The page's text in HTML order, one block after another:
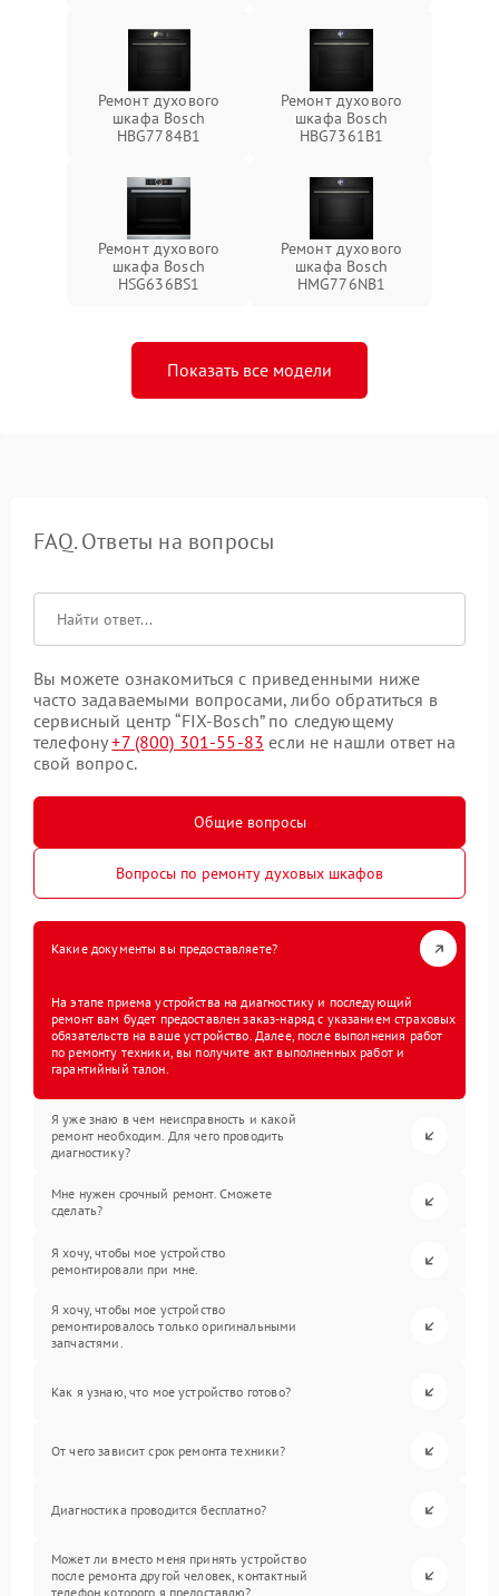
Ремонт духового
шкафа Bosch
HBG7784B1
Ремонт духового
шкафа Bosch
HBG7361B1
Ремонт духового
шкафа Bosch
HSG636BS1
Ремонт духового
шкафа Bosch
HMG776NB1
Показать все модели
FAQ. Ответы на вопросы
Вы можете ознакомиться с приведенными ниже
часто задаваемыми вопросами, либо обратиться в
сервисный центр “FIX-Bosch” по следующему
телефону+7 (800) 301-55-83 если не нашли ответ на
свой вопрос.
Общие вопросы
Вопросы по ремонту духовых шкафов
Какие документы вы предоставляете?
На этапе приема устройства на диагностику и последующий
ремонт вам будет предоставлен заказ-наряд с указанием страховых
обязательств на ваше устройство. Далее, после выполнения работ
по ремонту техники, вы получите акт выполненных работ и
гарантийный талон.
Я уже знаю в чем неисправность и какой
ремонт необходим. Для чего проводить
диагностику?
Мне нужен срочный ремонт. Сможете
сделать?
Я хочу, чтобы мое устройство
ремонтировали при мне.
Я хочу, чтобы мое устройство
ремонтировалось только оригинальными
запчастями.
Как я узнаю, что мое устройство готово?
От чего зависит срок ремонта техники?
Диагностика проводится бесплатно?
Может ли вместо меня принять устройство
после ремонта другой человек, контактный
телефон которого я предоставлю?